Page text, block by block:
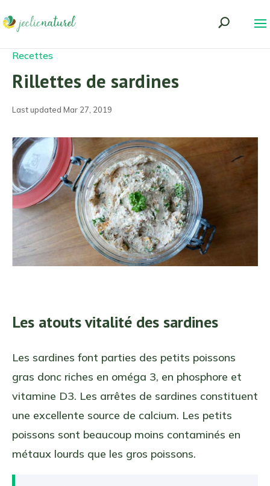
Recettes
Rillettes de sardines
Last updated Mar 27, 2019
Les atouts vitalité des sardines
Les sardines font parties des petits poissons
gras donc riches en oméga 3, en phosphore et
vitamine D3. Les arrêtes de sardines constituent
une excellente source de calcium. Les petits
poissons sont beaucoup moins contaminés en
métaux lourds que les gros poissons.